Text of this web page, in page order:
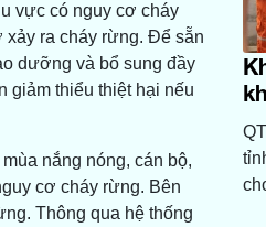
vực có nguy cơ cháy
xảy ra cháy rừng. Để sẵn
dưỡng và bổ sung đầy
giảm thiểu thiệt hại nếu
nắng nóng, cán bộ,
cơ cháy rừng. Bên
Thông qua hệ thống